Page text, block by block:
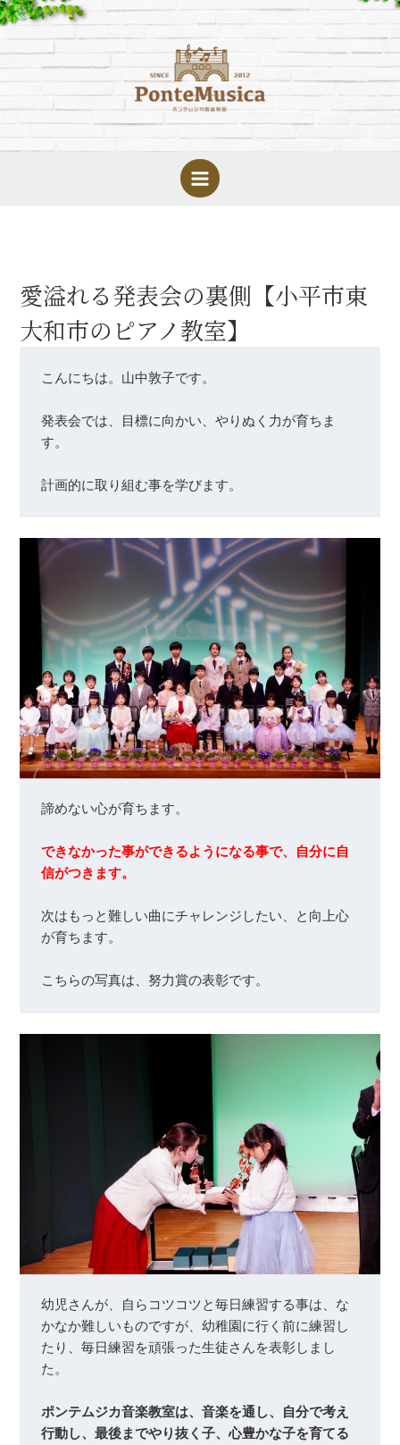
内
容
を
ス
プ
愛溢れる発表会の裏側【小平市東
大和市のピアノ教室】
発表会では、目標に向かい、やりぬく力が育ちま
す。
できなかった事ができるようになる事で、自分に自
信がつきます。
次はもっと難しい曲にチャレンジしたい、と向上心
が育ちます。
こちらの写真は、努力賞の表彰です。
幼児さんが、自らコツコツと毎日練習する事は、な
かなか難しいものですが、幼稚園に行く前に練習し
たり、毎日練習を頑張った生徒さんを表彰しまし
た。
ポンテムジカ音楽教室は、音楽を通し、自分で考え
行動し、最後までやり抜く子、心豊かな子を育てる